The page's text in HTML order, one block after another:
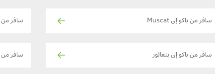
سافر من باكو إلى Muscat سافر من
سافر من باكو إلى بنغالور سافر من